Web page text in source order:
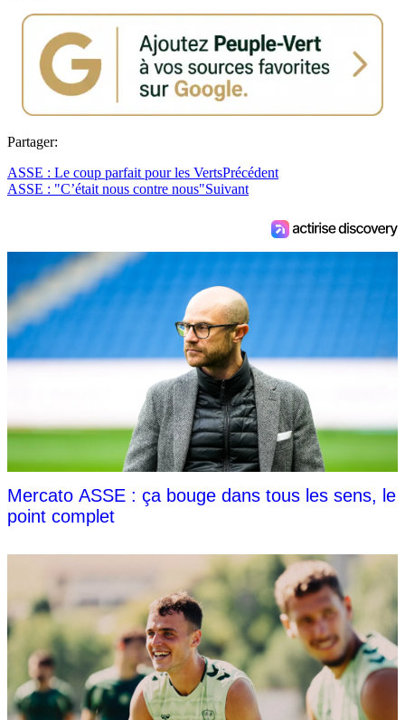
Partager:
ASSE : Le coup parfait pour les VertsPrécédent
ASSE : "C’était nous contre nous"Suivant
Mercato ASSE : ça bouge dans tous les sens, le
point complet